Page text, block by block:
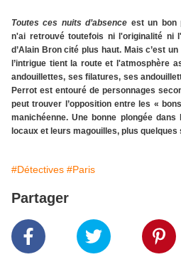
Toutes ces nuits d’absence est un bon
n'ai retrouvétoutefois ni l'originalité ni
d’Alain Bron cité plus haut. Mais c’est
l’intrigue tient la route et l'atmosphère
andouillettes, ses filatures, ses
Perrot est entouré de personnages
peut trouver l’opposition entre les «
manichéenne. Une bonne plongée
locaux et leurs magouilles, plus
#Détectives #Paris
Partager